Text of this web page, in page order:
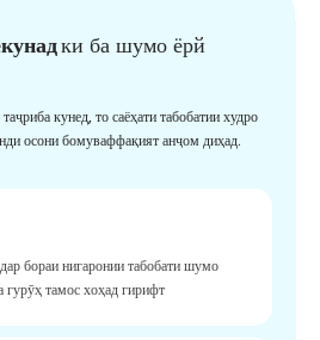
ки ба шумо ёрй
кунед, то саёҳати табобатии худро
осони бомуваффақият анҷом диҳад.
бораи нигаронии табобати шумо
гурӯҳ тамос хоҳад гирифт